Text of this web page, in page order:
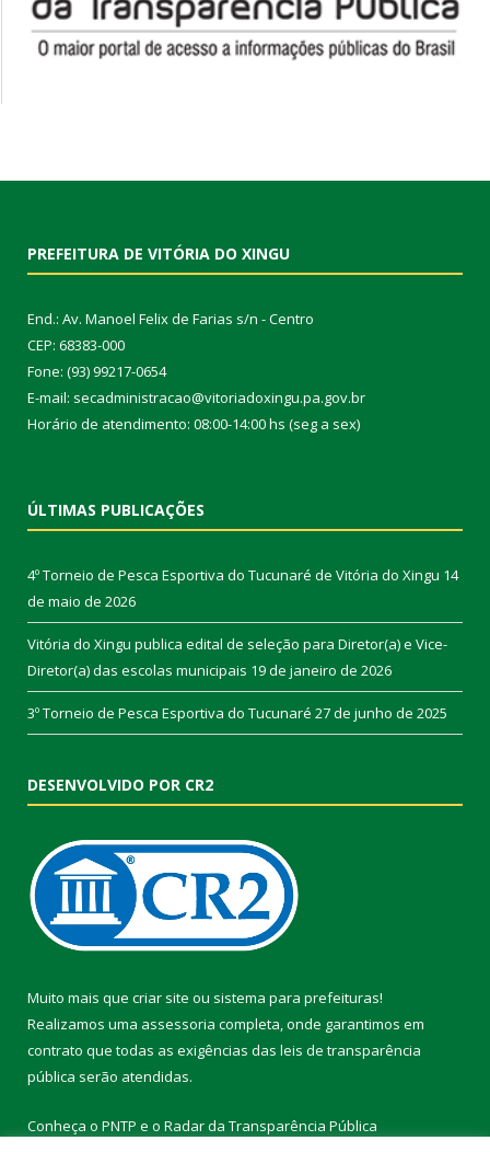
PREFEITURA DE VITÓRIA DO XINGU
End.: Av. Manoel Felix de Farias s/n - Centro
CEP: 68383-000
Fone: (93) 99217-0654
E-mail: secadministracao@vitoriadoxingu.pa.gov.br
Horário de atendimento: 08:00-14:00 hs (seg a sex)
ÚLTIMAS PUBLICAÇÕES
4º Torneio de Pesca Esportiva do Tucunaré de Vitória do Xingu 14
de maio de 2026
Vitória do Xingu publica edital de seleção para Diretor(a) e Vice-
Diretor(a) das escolas municipais 19 de janeiro de 2026
3º Torneio de Pesca Esportiva do Tucunaré 27 de junho de 2025
DESENVOLVIDO POR CR2
Muito mais que criar site ou sistema para prefeituras!
Realizamos uma assessoria completa, onde garantimos em
contrato que todas as exigências das leis de transparência
pública serão atendidas.
Conheça o PNTP e o Radar da Transparência Pública